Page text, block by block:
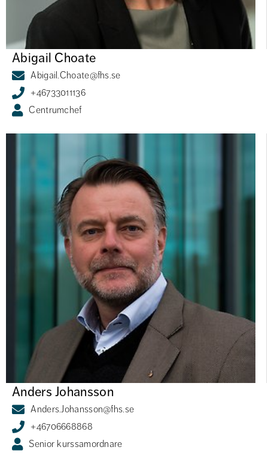
Abigail Choate
Abigail.Choate@fhs.se
+46733011136
Centrumchef
Anders Johansson
Anders.Johansson@fhs.se
+46706668868
Senior kurssamordnare